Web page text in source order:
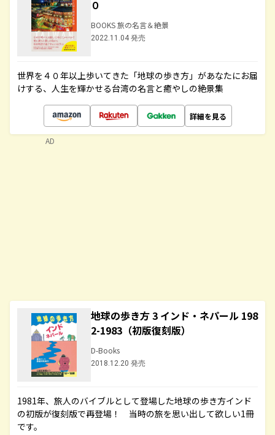
０
BOOKS 旅の名言＆絶景
2022.11.04 発売
世界を４０年以上歩いてきた「地球の歩き方」があなたにお届
けする、人生を輝かせる台湾の名言と癒やしの絶景集
詳細を見る
地球の歩き方 3 インド・ネパール 198
2-1983（初版復刻版）
D-Books
2018.12.20 発売
1981年、旅人のバイブルとして登場した地球の歩き方インド
の初版が復刻版で再登場！ 当時の旅を思い出して欲しい1冊
です。
AD